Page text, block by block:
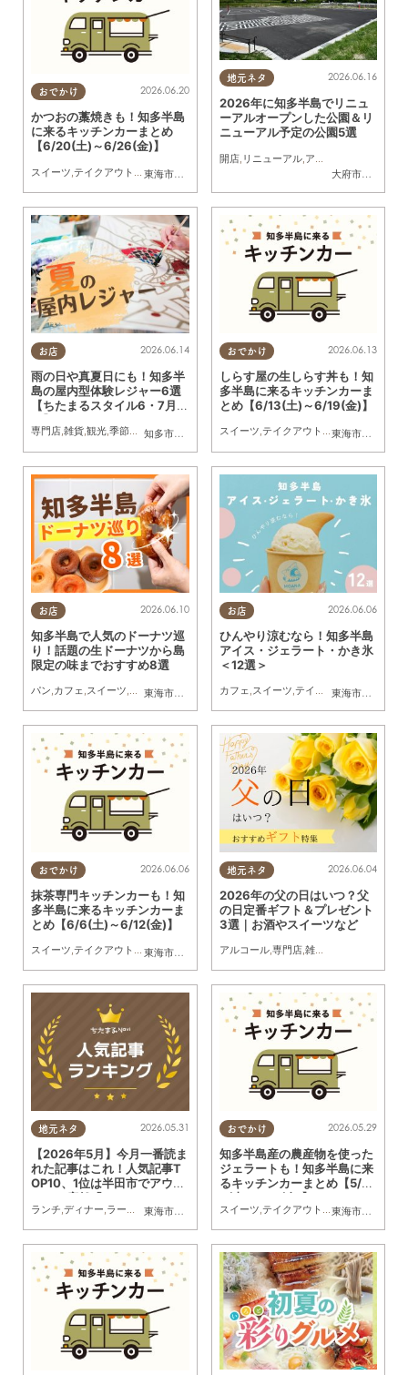
おでかけ
東海市
,大府市 半田市,常滑市
2026.06.20
かつおの藁焼きも！知多半島
に来るキッチンカーまとめ
【6/20(土)～6/26(金)】
スイーツ テイクアウト キッチンカー
地元ネタ
大府市
,知多市
2026.06.16
2026年に知多半島でリニュ
ーアルオープンした公園＆リ
ニューアル予定の公園5選
開店, リニューアル, アウトドア
お店
知多市
,常滑市 南知多町
2026.06.14
雨の日や真夏日にも！知多半
島の屋内型体験レジャー6選
【ちたまるスタイル6・7月
専門店,雑貨,観光,季節ネタ ,ちたまるスタイル掲載店,まとめ記事
おでかけ
東海市
,大府市
2026.06.13
しらす屋の生しらす丼も！知
多半島に来るキッチンカーま
とめ【6/13(土)～6/19(金)】
スイーツ,テイクアウト ,キッチンカー
お店
東海市
, 大府市 知多市 ,半田市 ,常滑市,南知多町
2026.06.10
知多半島で人気のドーナツ巡
り！話題の生ドーナツから島
限定の味までおすすめ8選
パン,カフェ,スイーツ,テイクアウト 専門店,まとめ記事
お店
東海市大府市
2026.06.06
ひんやり涼むなら！知多半島
アイス・ジェラート・かき氷
＜12選＞
カフェ,スイーツ,テイクアウト ,キッチン
おでかけ
東海市
, 大府市 知多市,東浦町,阿久比町,半田市
2026.06.06
抹茶専門キッチンカーも！知
多半島に来るキッチンカーま
とめ【6/6(土)～6/12(金)】
スイーツ,テイクアウト ,キッチンカー イベント,まとめ記事
地元ネタ 2026.06.04
2026年の父の日はいつ？父
の日定番ギフト＆プレゼント
3選｜お酒やスイーツなど
アルコール,専門店,雑貨
地元ネタ
東海市
,大府市 知多市 ,東浦町,阿久比町 ,半田市,常滑市
2026.05.31
【2026年5月】今月一番読ま
れた記事はこれ！人気記事T
OP10、1位は半田市でアウト
レット店舗「SKECHERS
（スケッチャーズ）」がオー
プン予定
ランチ ディナー ラーメン ,パン,カフェ スイーツ,開店,観光 まとめ記事
おでかけ
東海市
,大府市
2026.05.29
知多半島産の農産物を使った
ジェラートも！知多半島に来
るキッチンカーまとめ【5/3
0(土)～6/5(金)】
スイーツ テイクアウト キッチンカー